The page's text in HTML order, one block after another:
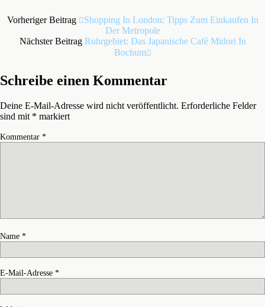
Vorheriger Beitrag
Shopping In London: Tipps Zum Einkaufen In
Der Metropole
Nächster Beitrag Ruhrgebiet: Das Japanische Café Midori In
Bochum
Schreibe einen Kommentar
Deine E-Mail-Adresse wird nicht veröffentlicht. Erforderliche Felder
sind mit * markiert
Kommentar *
Name *
E-Mail-Adresse *